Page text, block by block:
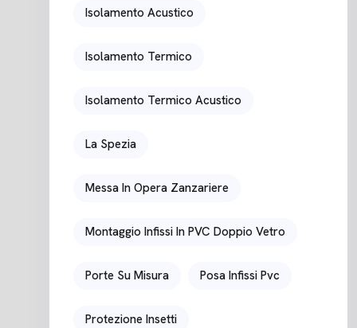
Isolamento Acustico
Isolamento Termico
Isolamento Termico Acustico
La Spezia
Messa In Opera Zanzariere
Montaggio Infissi In PVC Doppio Vetro
Porte Su Misura Posa Infissi Pvc
Protezione Insetti